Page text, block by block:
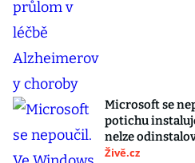
Microsoft se
potichu
nelze
Živě.cz